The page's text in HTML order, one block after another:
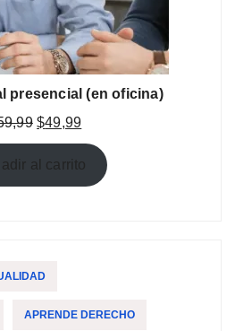
presencial (en oficina)
El
precio
original
$49,99El
precio
actual
es:
al carrito
APRENDE DERECHO